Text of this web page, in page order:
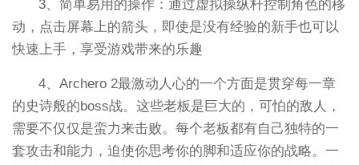
3、简单易用的操作：通过虚拟操纵杆控制角色的移
动，点击屏幕上的箭头，即使是没有经验的新手也可以
快速上手，享受游戏带来的乐趣
4、Archero 2最激动人心的一个方面是贯穿每一章
的史诗般的boss战。这些老板是巨大的，可怕的敌人，
需要不仅仅是蛮力来击败。每个老板都有自己独特的一
套攻击和能力，迫使你思考你的脚和适应你的战略。一